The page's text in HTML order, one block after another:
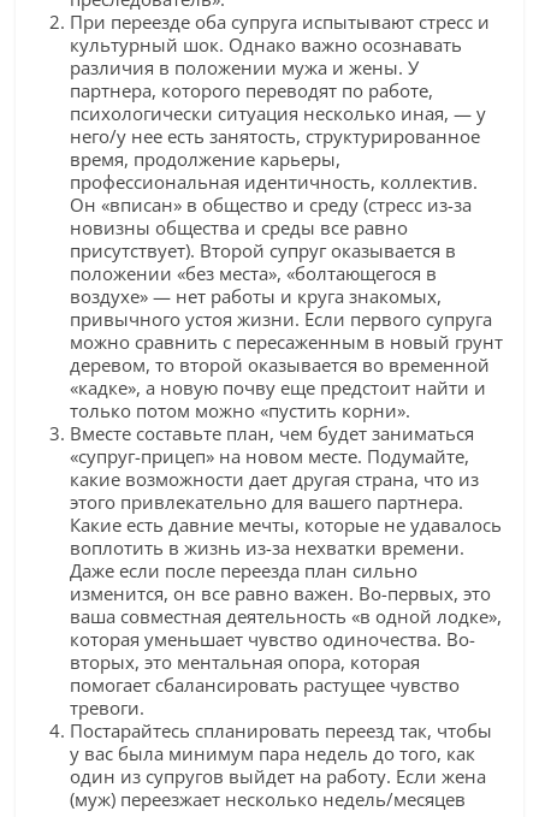
При переезде оба супруга испытывают стресс и
культурный шок. Однако важно осознавать
различия в положении мужа и жены. У
партнера, которого переводят по работе,
психологически ситуация несколько иная, — у
него/у нее есть занятость, структурированное
время, продолжение карьеры,
профессиональная идентичность, коллектив.
Он «вписан» в общество и среду (стресс из-за
новизны общества и среды все равно
присутствует). Второй супруг оказывается в
положении «без места», «болтающегося в
воздухе» — нет работы и круга знакомых,
привычного устоя жизни. Если первого супруга
можно сравнить с пересаженным в новый грунт
деревом, то второй оказывается во временной
«кадке», а новую почву еще предстоит найти и
только потом можно «пустить корни».
Вместе составьте план, чем будет заниматься
«супруг-прицеп» на новом месте. Подумайте,
какие возможности дает другая страна, что из
этого привлекательно для вашего партнера.
Какие есть давние мечты, которые не удавалось
воплотить в жизнь из-за нехватки времени.
Даже если после переезда план сильно
изменится, он все равно важен. Во-первых, это
ваша совместная деятельность «в одной лодке»,
которая уменьшает чувство одиночества. Во-
вторых, это ментальная опора, которая
помогает сбалансировать растущее чувство
тревоги.
Постарайтесь спланировать переезд так, чтобы
у вас была минимум пара недель до того, как
один из супругов выйдет на работу. Если жена
(муж) переезжает несколько недель/месяцев